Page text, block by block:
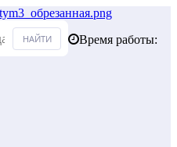
Время работы: